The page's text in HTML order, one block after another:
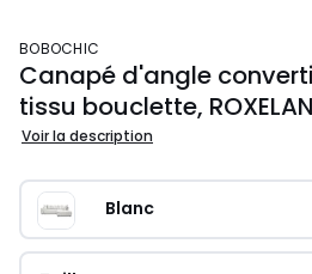
BOBOCHIC
Canapé d'angle
tissu bouclette,
Voir la description
Blanc